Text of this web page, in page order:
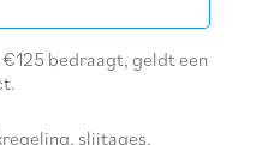
bedraagt, geldt een
slijtages,